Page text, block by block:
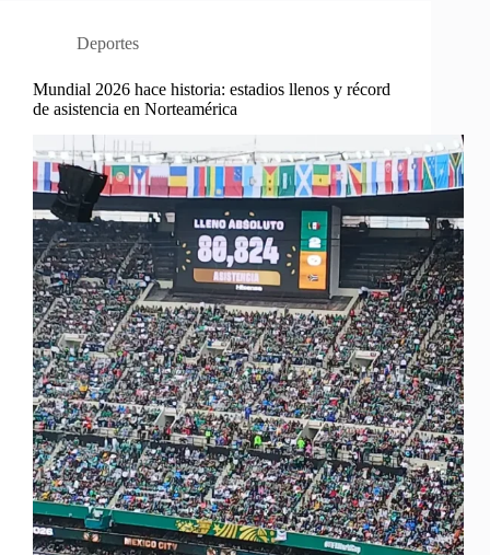
Deportes
Mundial 2026 hace historia: estadios llenos y récord
de asistencia en Norteamérica